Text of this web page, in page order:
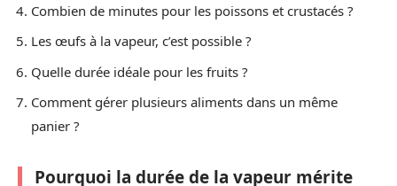
Combien de minutes pour les poissons et crustacés ?
Les œufs à la vapeur, c’est possible ?
Quelle durée idéale pour les fruits ?
Comment gérer plusieurs aliments dans un même
panier ?
Pourquoi la durée de la vapeur mérite